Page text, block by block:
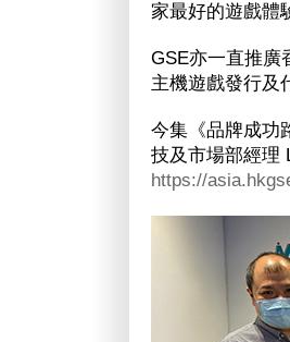
家最好的遊戲體
GSE亦一直推廣
主機遊戲發行及
今集《品牌成功
技及市場部經理
https://